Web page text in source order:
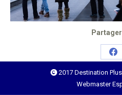
on
2017 Destination
Webmaster